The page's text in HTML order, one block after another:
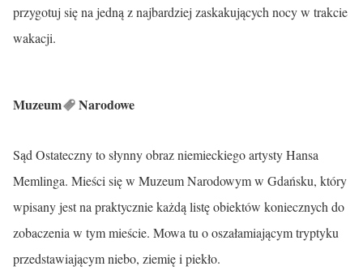
przygotuj się na jedną z najbardziej zaskakujących nocy w trakcie
wakacji.
Muzeum Narodowe
Sąd Ostateczny to słynny obraz niemieckiego artysty Hansa
Memlinga. Mieści się w Muzeum Narodowym w Gdańsku, który
wpisany jest na praktycznie każdą listę obiektów koniecznych do
zobaczenia w tym mieście. Mowa tu o oszałamiającym tryptyku
przedstawiającym niebo, ziemię i piekło.